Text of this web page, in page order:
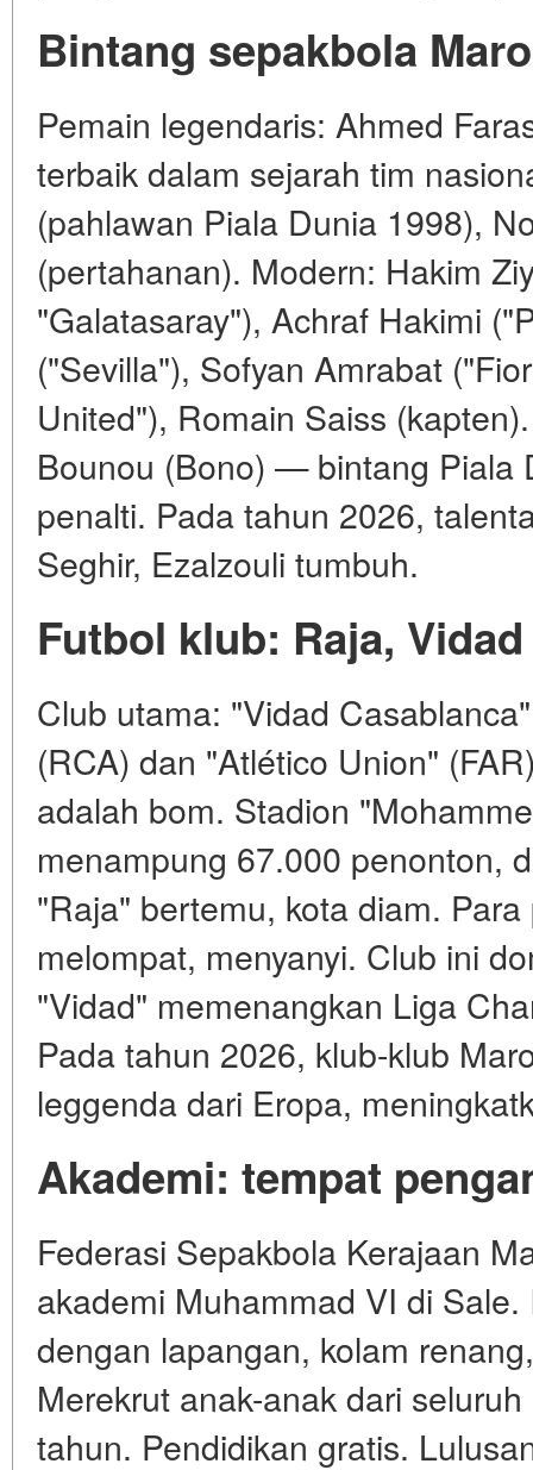
Bintang sepakbola
Pemain legendaris: Ahmed
terbaik dalam sejarah tim
(pahlawan Piala Dunia 1998),
(pertahanan). Modern: Hakim
"Galatasaray"), Achraf Hakimi
("Sevilla"), Sofyan Amrabat
United"), Romain Saiss
Bounou (Bono) — bintang Piala
penalti. Pada tahun 2026,
Seghir, Ezalzouli tumbuh.
Futbol klub: Raja,
Club utama: "Vidad
(RCA) dan "Atlético Union"
adalah bom. Stadion
menampung 67.000 penonton,
"Raja" bertemu, kota diam.
melompat, menyanyi. Club ini
"Vidad" memenangkan Liga
Pada tahun 2026, klub-klub
leggenda dari Eropa,
Akademi: tempat
Federasi Sepakbola Kerajaan
akademi Muhammad VI di
dengan lapangan, kolam
Merekrut anak-anak dari
tahun. Pendidikan gratis.